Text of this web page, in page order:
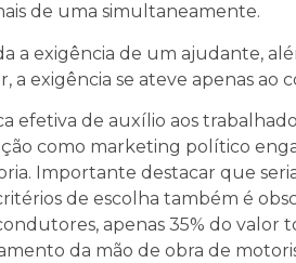
de uma simultaneamente.
a exigência de um ajudante,
a exigência se ateve apenas ao
efetiva de auxílio aos
como marketing político
Importante destacar que
de escolha também é
apenas 35% do valor
da mão de obra de